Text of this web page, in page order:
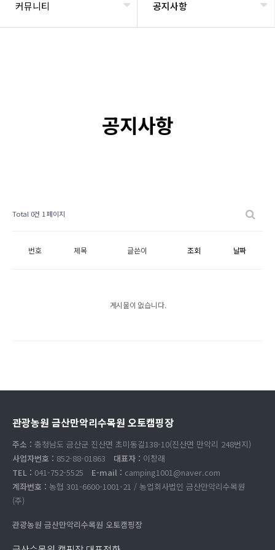
커뮤니티 공지사항
공지사항
Total 0건 1 페이지
번호 제목 글쓴이 조회 날짜
게시물이 없습니다.
관광농원 금산만악리수목원 오토캠핑장
주소 : 충청남도 금산군 진산면 초미동길138-10(진산면 만악리 248번지)
사업자번호 : 852-88-01863 대표자 : 이창래
TEL : 041-752-5525 E-mail : camping1001@naver.com
계좌번호 : 농협 301-6600-1001-21 / 농업회사법인 금산만악리수목원
(주)
관광농원 금산만악리수목원 오토캠핑장